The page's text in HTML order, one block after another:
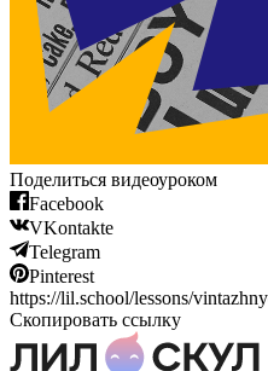
Поделиться видеоуроком
Facebook
VKontakte
Telegram
Pinterest
https://lil.school/lessons/
Скопировать ссылку